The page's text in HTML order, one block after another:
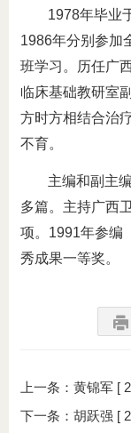
1978年毕业
1986年分别参加
班学习。历任广
临床基础教研室
方时方相结合治
不育。
主编和副主
多篇。主持广西
项。1991年参编
秀成果一等奖。
上一条： 黄锦军 [
下一条： 胡跃强 [